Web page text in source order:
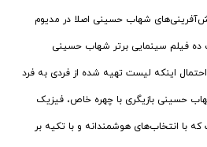
شهاب حسینی اصلا در مدیوم
ده فیلم سینمایی برتر شهاب حسینی
اینکه لیست تهیه شده از فردی به فرد
حسینی بازیگری با چهره خاص، فیزیک
با انتخاب‌های هوشمندانه و با تکیه بر